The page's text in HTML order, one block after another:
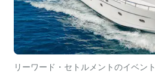
リーワード・セトルメントのイベント